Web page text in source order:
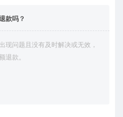
款吗？
现问题且没有及时解决或无效，
退款。